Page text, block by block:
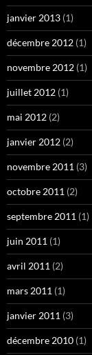
janvier 2013 (1)
décembre 2012 (1)
novembre 2012 (1)
juillet 2012 (1)
mai 2012 (2)
janvier 2012 (2)
novembre 2011 (3)
octobre 2011 (2)
septembre 2011 (1)
juin 2011 (1)
avril 2011 (2)
mars 2011 (1)
janvier 2011 (3)
décembre 2010 (1)